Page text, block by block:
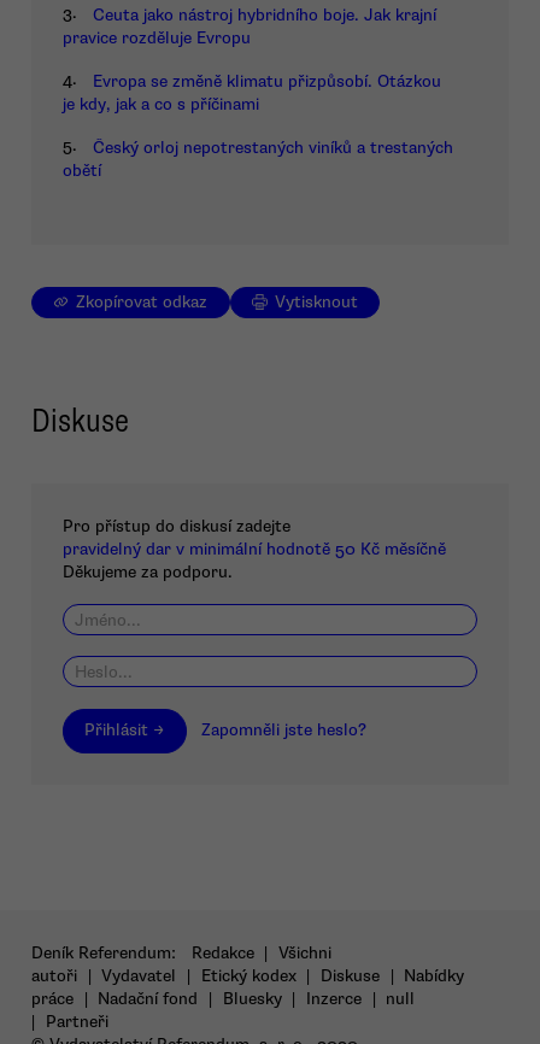
3.
Ceuta jako nástroj hybridního boje. Jak krajní
pravice rozděluje Evropu
4.
Evropa se změně klimatu přizpůsobí. Otázkou
je kdy, jak a co s příčinami
5.
Český orloj nepotrestaných viníků a trestaných
obětí
Zkopírovat odkaz Vytisknout
Diskuse
Pro přístup do diskusí zadejte
pravidelný dar v minimální hodnotě 50 Kč měsíčně
Děkujeme za podporu.
Přihlásit → Zapomněli jste heslo?
Deník Referendum: Redakce | Všichni
autoři | Vydavatel | Etický kodex | Diskuse | Nabídky
práce | Nadační fond | Bluesky | Inzerce | null
|
Partneři